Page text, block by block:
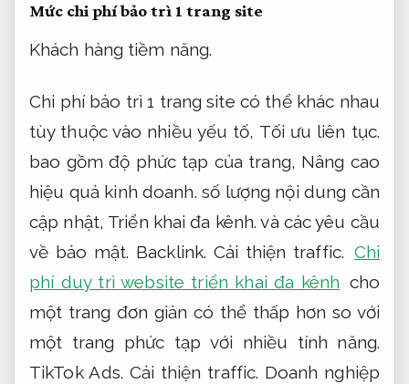
Mức chi phí bảo trì 1 trang site
Khách hàng tiềm năng.
Chi phí bảo trì 1 trang site có thể khác nhau
tùy thuộc vào nhiều yếu tố, Tối ưu liên tục.
bao gồm độ phức tạp của trang, Nâng cao
hiệu quả kinh doanh. số lượng nội dung cần
cập nhật, Triển khai đa kênh. và các yêu cầu
về bảo mật. Backlink. Cải thiện traffic. Chi
phí duy trì website triển khai đa kênh cho
một trang đơn giản có thể thấp hơn so với
một trang phức tạp với nhiều tính năng.
TikTok Ads. Cải thiện traffic. Doanh nghiệp